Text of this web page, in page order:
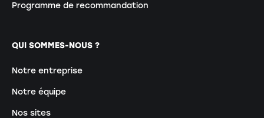
Programme de recommandation
QUI SOMMES-NOUS ?
Notre entreprise
Notre équipe
Nos sites